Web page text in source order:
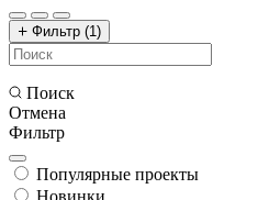
Фильтр (1)
Поиск
Отмена
Фильтр
Популярные проекты
Новинки